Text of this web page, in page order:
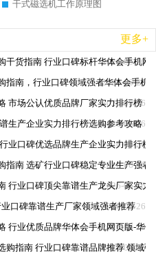
干式磁选机工作原理图
更多+
2026-06-26
干货指南 行业口碑标杆华体会手机网
2026-06-26
指南，行业口碑领域强者华体会手机
2026-06-26
市场公认优质品牌厂家实力排行榜
2026-06-26
生产企业实力排行榜选购参考攻略
2026-06-26
业口碑优选品牌生产企业实力排行榜
2026-06-26
指南 选矿行业口碑稳定专业生产强者
2026-06-26
行业口碑顶尖靠谱生产龙头厂家实力
2026-06-26
口碑靠谱生产厂家领域强者推荐
2026-06-26
行业优质品牌华体会手机网页版-华
2026-06-26
购指南 行业口碑靠谱品牌推荐 领域